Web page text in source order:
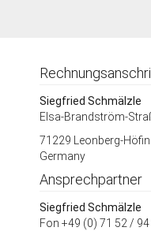
Siegfried Schmälzle
Elsa-Brandström-
71229 Leonberg-
Germany
Ansprechpartner
Siegfried Schmälzle
Fon +49 (0) 71 52 / 94